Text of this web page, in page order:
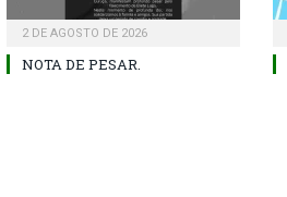
2 DE AGOSTO DE 2026
NOTA DE PESAR.